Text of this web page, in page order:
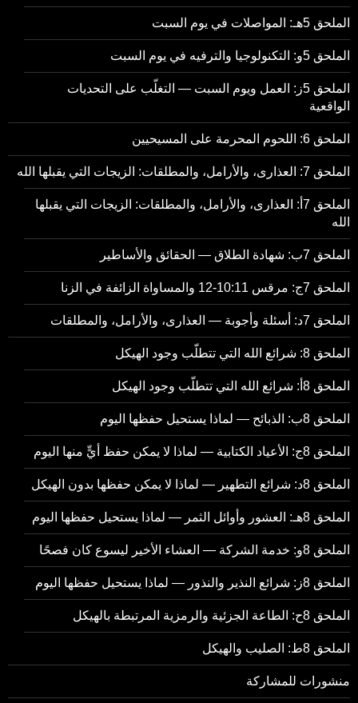
الملحق 5هـ: المواصلات في يوم السبت
الملحق 5و: التكنولوجيا والترفيه في يوم السبت
الملحق 5ز: العمل ويوم السبت — التغلّب على التحديات
الواقعية
الملحق 6: اللحوم المحرمة على المسيحيين
الملحق 7: العذارى، والأرامل، والمطلقات: الزيجات التي يقبلها الله
الملحق 7أ: العذارى، والأرامل، والمطلقات: الزيجات التي يقبلها
الله
الملحق 7ب: شهادة الطلاق — الحقائق والأساطير
الملحق 7ج: مرقس 10:11-12 والمساواة الزائفة في الزنا
الملحق 7د: أسئلة وأجوبة — العذارى، والأرامل، والمطلقات
الملحق 8: شرائع الله التي تتطلّب وجود الهيكل
الملحق 8أ: شرائع الله التي تتطلّب وجود الهيكل
الملحق 8ب: الذبائح — لماذا يستحيل حفظها اليوم
الملحق 8ج: الأعياد الكتابية — لماذا لا يمكن حفظ أيٍّ منها اليوم
الملحق 8د: شرائع التطهير — لماذا لا يمكن حفظها بدون الهيكل
الملحق 8هـ: العشور وأوائل الثمر — لماذا يستحيل حفظها اليوم
الملحق 8و: خدمة الشركة — العشاء الأخير ليسوع كان فصحًا
الملحق 8ز: شرائع النذير والنذور — لماذا يستحيل حفظها اليوم
الملحق 8ح: الطاعة الجزئية والرمزية المرتبطة بالهيكل
الملحق 8ط: الصليب والهيكل
منشورات للمشاركة